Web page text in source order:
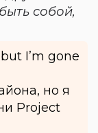
собой,
I’m gone
но я
Project